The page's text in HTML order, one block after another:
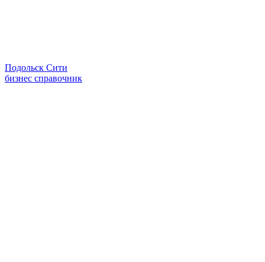
Подольск Сити
бизнес справочник